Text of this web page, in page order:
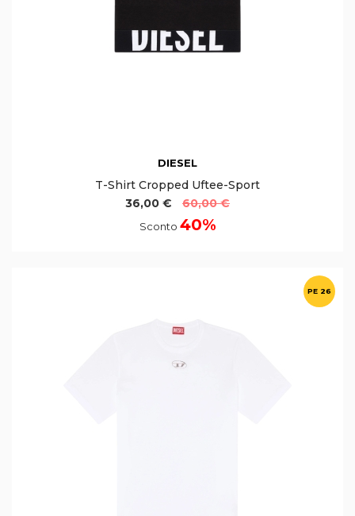
DIESEL
T-Shirt Cropped Uftee-Sport
36,00 €
60,00 €
Sconto 40%
PE 26